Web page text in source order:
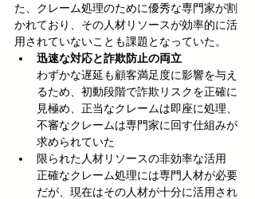
た、クレーム処理のために優秀な専門家が割
かれており、その人材リソースが効率的に活
用されていないことも課題となっていた。
迅速な対応と詐欺防止の両立
わずかな遅延も顧客満足度に影響を与え
るため、初動段階で詐欺リスクを正確に
見極め、正当なクレームは即座に処理、
不審なクレームは専門家に回す仕組みが
求められていた
限られた人材リソースの非効率な活用
正確なクレーム処理には専門人材が必要
だが、現在はその人材が十分に活用され